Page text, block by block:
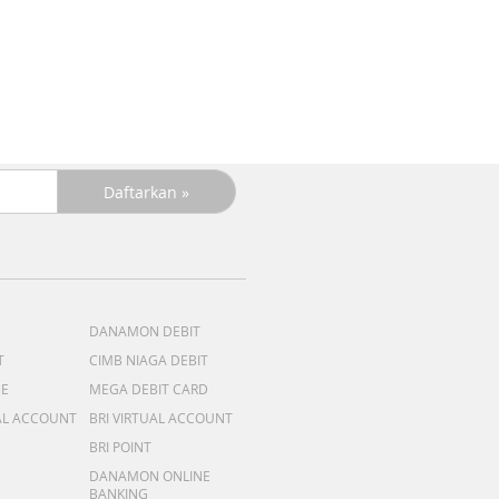
DANAMON DEBIT
CIMB NIAGA DEBIT
MEGA DEBIT CARD
ACCOUNT
BRI VIRTUAL ACCOUNT
BRI POINT
DANAMON ONLINE
BANKING